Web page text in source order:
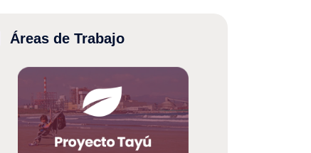
Áreas de Trabajo